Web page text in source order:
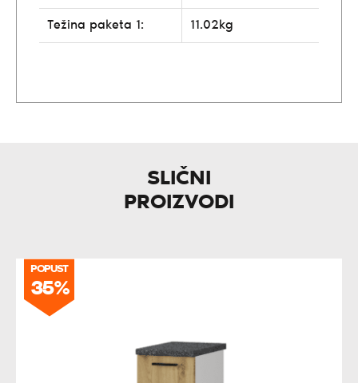
Težina paketa 1: 11.02kg
SLIČNI
PROIZVODI
POPUST
35%